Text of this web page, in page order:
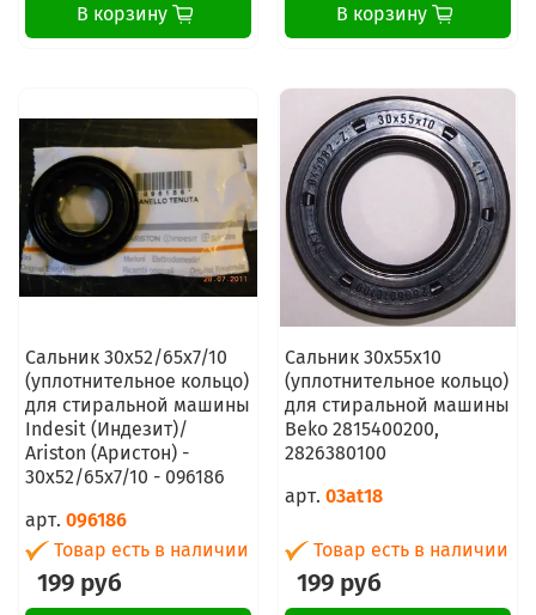
В корзину В корзину
Сальник 30x52/65x7/10
(уплотнительное кольцо)
для стиральной машины
Indesit (Индезит)/
Ariston (Аристон) -
30x52/65x7/10 - 096186
арт. 096186
Товар есть в наличии
199 руб
Сальник 30x55x10
(уплотнительное кольцо)
для стиральной машины
Beko 2815400200,
2826380100
арт. 03at18
Товар есть в наличии
199 руб